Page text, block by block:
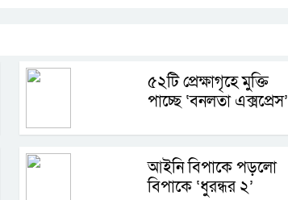
৫২টি প্রেক্ষাগৃহে মুক্তি
পাচ্ছে ‘বনলতা এক্সপ্রেস’
আইনি বিপাকে পড়লো
বিপাকে ‘ধুরন্ধর ২’